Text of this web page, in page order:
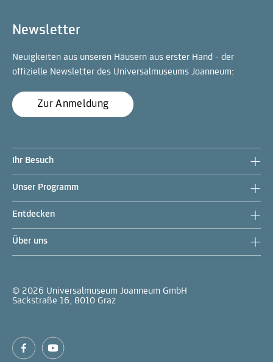
Newsletter
Neuigkeiten aus unseren Häusern aus erster Hand - der
offizielle Newsletter des Universalmuseums Joanneum:
Zur Anmeldung
Ihr Besuch
Unser Programm
Entdecken
Über uns
© 2026 Universalmuseum Joanneum GmbH
Sackstraße 16, 8010 Graz